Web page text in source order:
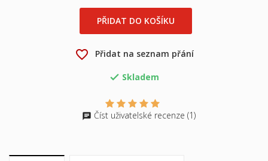
PŘIDAT DO KOŠÍKU
favorite_border Přidat na seznam přání
 Skladem
Číst uživatelské recenze (1)
Můj seznam přání
Vytvořit seznam přání
Název seznamu přání
Zrušit Vytvořit seznam přání
Přihlásit se
Musíte být přihlášen, abyste si mohli výrobky uložit do
Zrušit Přihlásit se